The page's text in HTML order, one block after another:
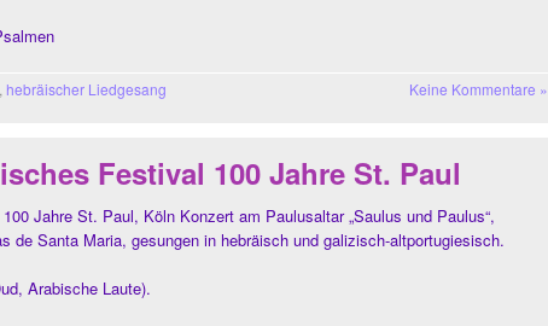
hebräischer Liedgesang Keine Kommentare »
Festival 100 Jahre St. Paul
Jahre St. Paul, Köln Konzert am Paulusaltar „Saulus und Paulus“,
de Santa Maria, gesungen in hebräisch und galizisch-altportugiesisch.
Arabische Laute).